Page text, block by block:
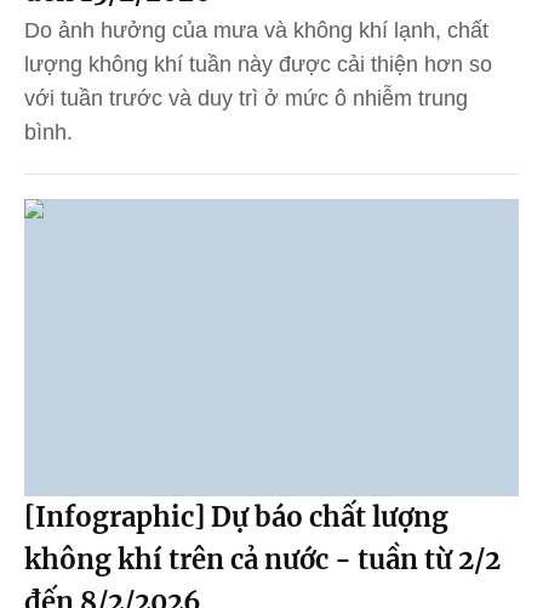
Do ảnh hưởng của mưa và không khí lạnh, chất
lượng không khí tuần này được cải thiện hơn so
với tuần trước và duy trì ở mức ô nhiễm trung
bình.
[Infographic] Dự báo chất lượng
không khí trên cả nước - tuần từ 2/2